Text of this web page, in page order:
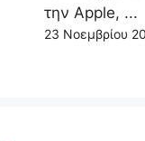
την Apple, ...
23 Νοεμβρίου